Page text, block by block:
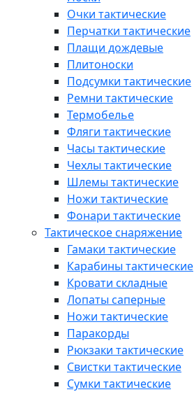
Очки тактические
Перчатки тактические
Плащи дождевые
Плитоноски
Подсумки тактические
Ремни тактические
Термобелье
Фляги тактические
Часы тактические
Чехлы тактические
Шлемы тактические
Ножи тактические
Фонари тактические
Тактическое снаряжение
Гамаки тактические
Карабины тактические
Кровати складные
Лопаты саперные
Ножи тактические
Паракорды
Рюкзаки тактические
Свистки тактические
Сумки тактические